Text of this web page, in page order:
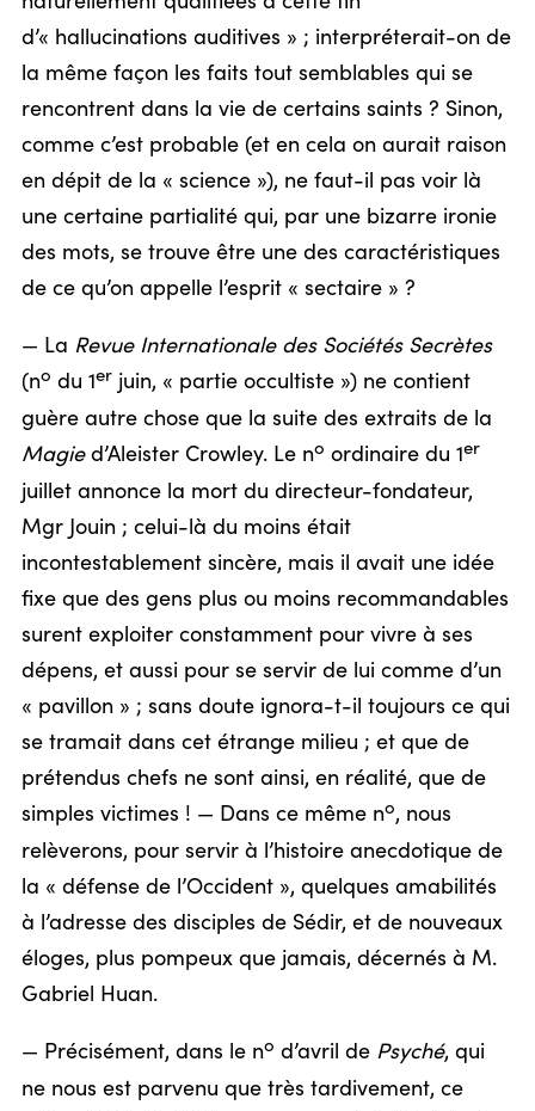
d’« hallucinations auditives » ; interpréterait-on de
la même façon les faits tout semblables qui se
rencontrent dans la vie de certains saints ? Sinon,
comme c’est probable (et en cela on aurait raison
en dépit de la « science »), ne faut-il pas voir là
une certaine partialité qui, par une bizarre ironie
des mots, se trouve être une des caractéristiques
de ce qu’on appelle l’esprit « sectaire » ?
— La Revue Internationale des Sociétés Secrètes
(no du 1er juin, « partie occultiste ») ne contient
guère autre chose que la suite des extraits de la
Magied’Aleister Crowley. Le no ordinaire du 1er
juillet annonce la mort du directeur-fondateur,
Mgr Jouin ; celui-là du moins était
incontestablement sincère, mais il avait une idée
fixe que des gens plus ou moins recommandables
surent exploiter constamment pour vivre à ses
dépens, et aussi pour se servir de lui comme d’un
« pavillon » ; sans doute ignora-t-il toujours ce qui
se tramait dans cet étrange milieu ; et que de
prétendus chefs ne sont ainsi, en réalité, que de
simples victimes ! — Dans ce même no, nous
relèverons, pour servir à l’histoire anecdotique de
la « défense de l’Occident », quelques amabilités
à l’adresse des disciples de Sédir, et de nouveaux
éloges, plus pompeux que jamais, décernés à M.
Gabriel Huan.
— Précisément, dans le no d’avril de Psyché, qui
ne nous est parvenu que très tardivement, ce